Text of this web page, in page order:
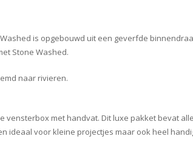
is opgebouwd uit een geverfde
Stone Washed.
naar rivieren.
vensterbox met handvat. Dit luxe pakket bevat
ideaal voor kleine projectjes maar ook heel